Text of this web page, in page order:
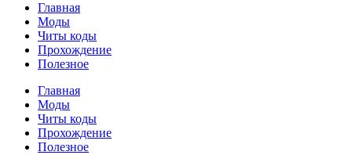
Главная
Моды
Читы коды
Прохождение
Полезное
Главная
Моды
Читы коды
Прохождение
Полезное